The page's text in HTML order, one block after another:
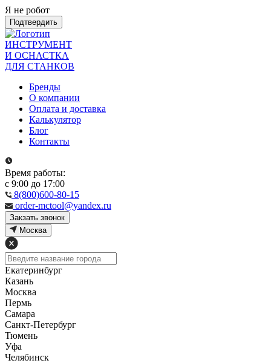
Я не робот
Подтвердить
ИНСТРУМЕНТ
И ОСНАСТКА
ДЛЯ СТАНКОВ
Бренды
О компании
Оплата и доставка
Калькулятор
Блог
Контакты
Время работы:
с 9:00 до 17:00
8(800)600-80-15
order-mctool@yandex.ru
Закзать звонок
Москва
Екатеринбург
Казань
Москва
Пермь
Самара
Санкт-Петербург
Тюмень
Уфа
Челябинск